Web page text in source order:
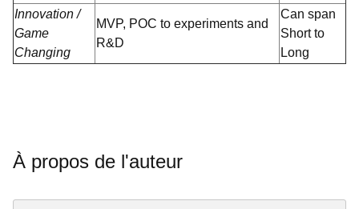
Innovation /
Game
Changing
MVP, POC to experiments and
R&D
Can span
Short to
Long
À propos de l'auteur